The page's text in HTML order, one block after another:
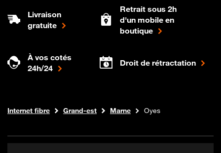
Livraison
gratuite
Retrait sous 2h
d'un mobile en
boutique
À vos cotés
24h/24
Droit de rétractation
Boutique Orange
Internet fibre Grand-est Marne Oyes